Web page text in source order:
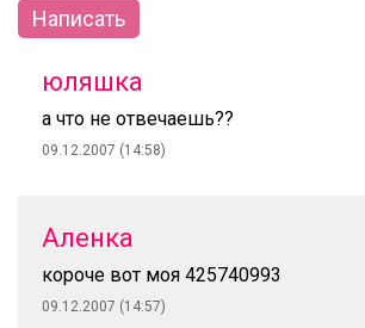
Написать
юляшка
а что не отвечаешь??
09.12.2007 (14:58)
Аленка
короче вот моя 425740993
09.12.2007 (14:57)